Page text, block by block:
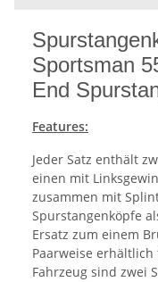
Sportsman
End
Features:
Jeder Satz enthält
einen mit
zusammen mit
Spurstangenköpfe
Ersatz zum einem
Paarweise
Fahrzeug sind zwei